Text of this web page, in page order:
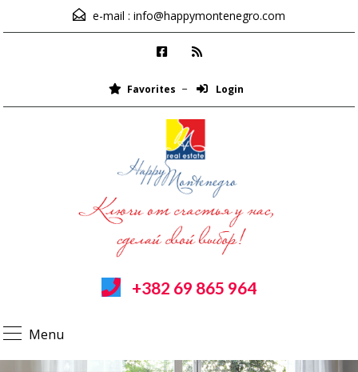
e-mail : info@happymontenegro.com
Favorites Login
+382 69 865 964
Menu